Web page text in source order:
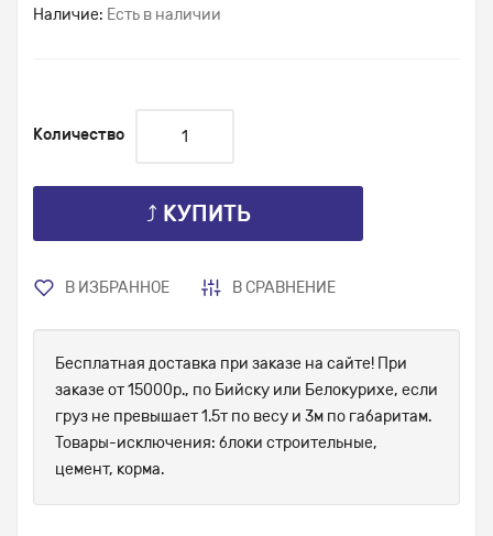
Наличие: Есть в наличии
Количество
⤴ КУПИТЬ
В ИЗБРАННОЕ В СРАВНЕНИЕ
Бесплатная доставка при заказе на сайте! При
заказе от 15000р., по Бийску или Белокурихе, если
груз не превышает 1.5т по весу и 3м по габаритам.
Товары-исключения: блоки строительные,
цемент, корма.